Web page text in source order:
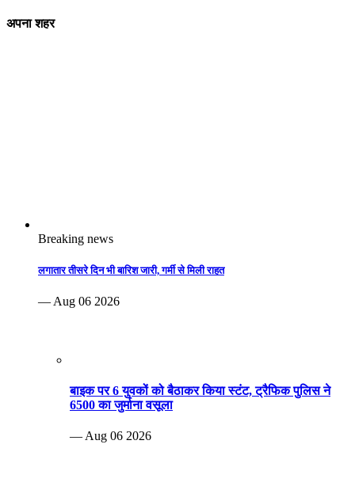
अपना शहर
Breaking news
लगातार तीसरे दिन भी बारिश जारी, गर्मी से मिली राहत
— Aug 06 2026
बाइक पर 6 युवकों को बैठाकर किया स्टंट, ट्रैफिक पुलिस ने
6500 का जुर्माना वसूला
— Aug 06 2026